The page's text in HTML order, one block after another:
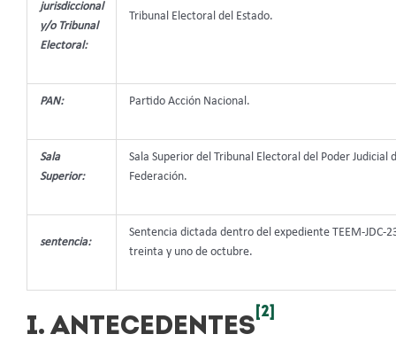
jurisdiccional
y/o Tribunal
Electoral:
Tribunal Electoral del Estado.
PAN: Partido Acción Nacional.
Sala
Superior:
Sala Superior del Tribunal Electoral del Poder Judicial
Federación.
sentencia:
Sentencia dictada dentro del expediente TEEM-JDC-
treinta y uno de octubre.
I. ANTECEDENTES
[2]